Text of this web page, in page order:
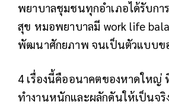
พยาบาลชุมชนทุกอำเภอได้รับก
สุข หมอพยาบาลมี work life
พัฒนาศักยภาพ จนเป็นตัวแบบข
4 เรื่องนี้คืออนาคตของหาดใหญ่
ทำงานหนักและผลักดันให้เป็นจริ